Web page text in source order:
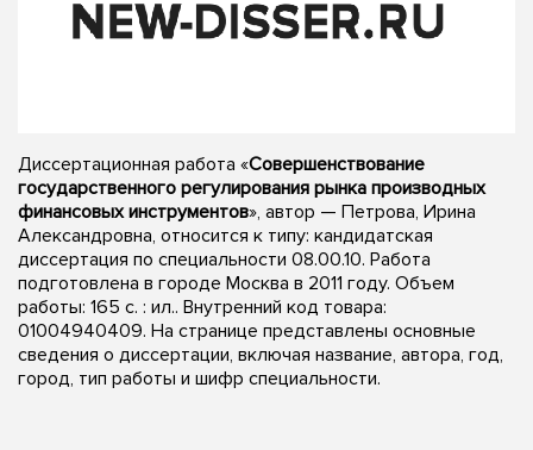
Диссертационная работа «Совершенствование
государственного регулирования рынка производных
финансовых инструментов», автор — Петрова, Ирина
Александровна, относится к типу: кандидатская
диссертация по специальности 08.00.10. Работа
подготовлена в городе Москва в 2011 году. Объем
работы: 165 с. : ил.. Внутренний код товара:
01004940409. На странице представлены основные
сведения о диссертации, включая название, автора, год,
город, тип работы и шифр специальности.